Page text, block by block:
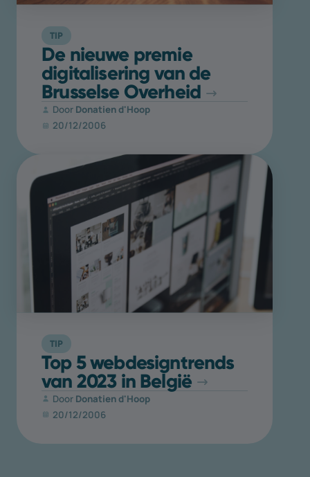
TIP
De nieuwe premie
digitalisering van de
Brusselse Overheid
Door Donatien d'Hoop
20/12/2006
TIP
Top 5 webdesigntrends
van 2023 in België
Door Donatien d'Hoop
20/12/2006